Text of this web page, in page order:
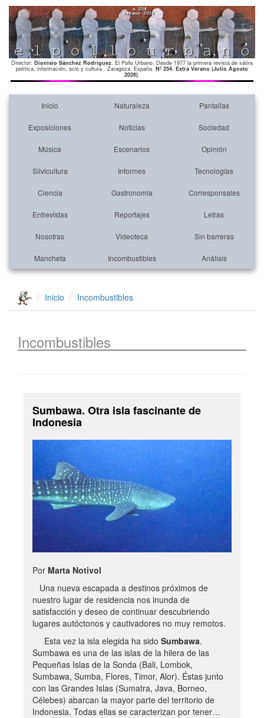
Director: Dionisio Sánchez Rodríguez. El Pollo Urbano. Desde 1977 la primera revista de sátira
política, información, ocio y cultura . Zaragoza. España. Nº 254. Extra Verano (Julio Agosto
2026).
Inicio Naturaleza Pantallas
Exposiciones Noticias Sociedad
Música Escenarios Opinión
Silvicultura Informes Tecnologías
Ciencia Gastronomía Corresponsales
Entrevistas Reportajes Letras
Nosotras Videoteca Sin barreras
Mancheta Incombustibles Análisis
Inicio Incombustibles
Incombustibles
Sumbawa. Otra isla fascinante de
Indonesia
Por Marta Notivol
Una nueva escapada a destinos próximos de
nuestro lugar de residencia nos inunda de
satisfacción y deseo de continuar descubriendo
lugares autóctonos y cautivadores no muy remotos.
Esta vez la isla elegida ha sido Sumbawa.
Sumbawa es una de las islas de la hilera de las
Pequeñas Islas de la Sonda (Bali, Lombok,
Sumbawa, Sumba, Flores, Timor, Alor). Éstas junto
con las Grandes Islas (Sumatra, Java, Borneo,
Célebes) abarcan la mayor parte del territorio de
Indonesia. Todas ellas se caracterizan por tener…